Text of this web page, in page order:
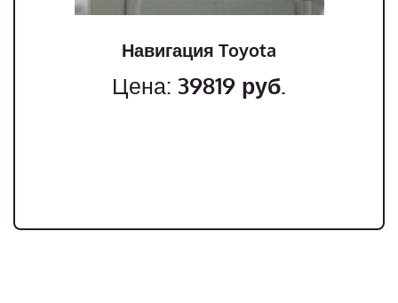
Навигация Toyota
Цена: 39819 руб.